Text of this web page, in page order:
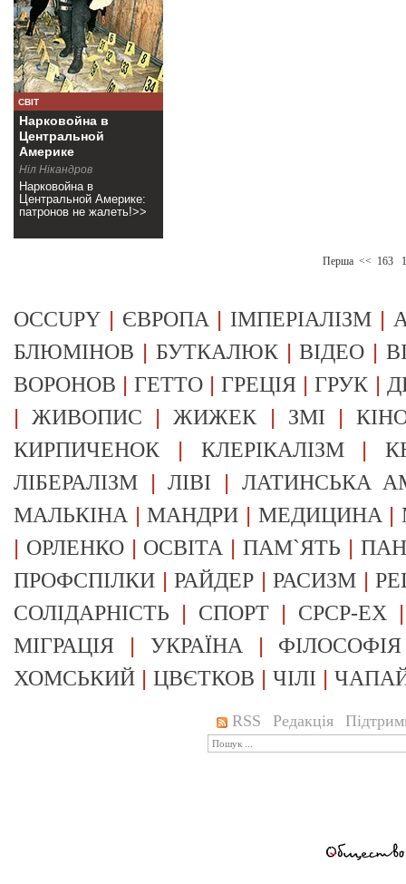
СВІТ
Нарковойна в
Центральной
Америке
Ніл Нікандров
Нарковойна в
Центральной Америке:
патронов не жалеть!>>
Перша << 163
OCCUPY | ЄВРОПА | ІМПЕРІАЛІЗМ |
БЛЮМІНОВ | БУТКАЛЮК|ВІДЕО |
ВОРОНОВ |ГЕТТО |ГРЕЦІЯ |ГРУК |
|ЖИВОПИС |ЖИЖЕК | ЗМІ |
КИРПИЧЕНОК | КЛЕРІКАЛІЗМ|
ЛІБЕРАЛІЗМ |ЛІВІ | ЛАТИНСЬКА
МАЛЬКІНА |МАНДРИ | МЕДИЦИНА |
| ОРЛЕНКО| ОСВІТА |ПАМ`ЯТЬ |
ПРОФСПІЛКИ |РАЙДЕР |РАСИЗМ |
СОЛІДАРНІСТЬ | СПОРТ | СРСР-EX
МІГРАЦІЯ | УКРАЇНА | ФІЛОСОФІЯ
ХОМСЬКИЙ | ЦВЄТКОВ | ЧІЛІ |
RSS Редакція